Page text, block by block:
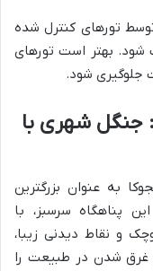
تورهای کنترل شده
بهتر است تورهای
جلوگیری شود.
جنگل شهری با
به عنوان بزرگترین
پناهگاه سرسبز، با
و نقاط دیدنی زیبا،
غرق شدن در طبیعت را